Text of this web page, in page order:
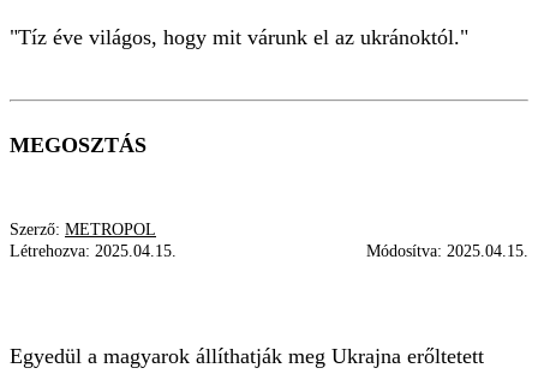
"Tíz éve világos, hogy mit várunk el az ukránoktól."
MEGOSZTÁS
Szerző: METROPOL
Létrehozva: 2025.04.15. Módosítva: 2025.04.15.
Egyedül a magyarok állíthatják meg Ukrajna erőltetett